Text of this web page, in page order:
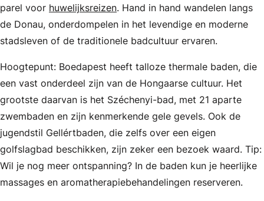
parel voor huwelijksreizen. Hand in hand wandelen langs
de Donau, onderdompelen in het levendige en moderne
stadsleven of de traditionele badcultuur ervaren.
Hoogtepunt: Boedapest heeft talloze thermale baden, die
een vast onderdeel zijn van de Hongaarse cultuur. Het
grootste daarvan is het Széchenyi-bad, met 21 aparte
zwembaden en zijn kenmerkende gele gevels. Ook de
jugendstil Gellértbaden, die zelfs over een eigen
golfslagbad beschikken, zijn zeker een bezoek waard. Tip:
Wil je nog meer ontspanning? In de baden kun je heerlijke
massages en aromatherapiebehandelingen reserveren.